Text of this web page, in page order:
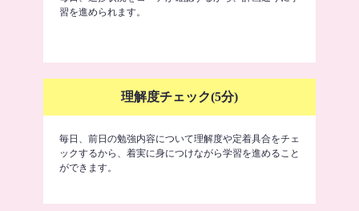
習を進められます。
理解度チェック(5分)
毎日、前日の勉強内容について理解度や定着具合をチェ
ックするから、着実に身につけながら学習を進めること
ができます。